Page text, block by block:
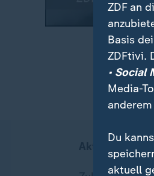
Aktuell bei
ZDF an
Basis
ZDFtivi.
• Social
Media-
Du
aktuell